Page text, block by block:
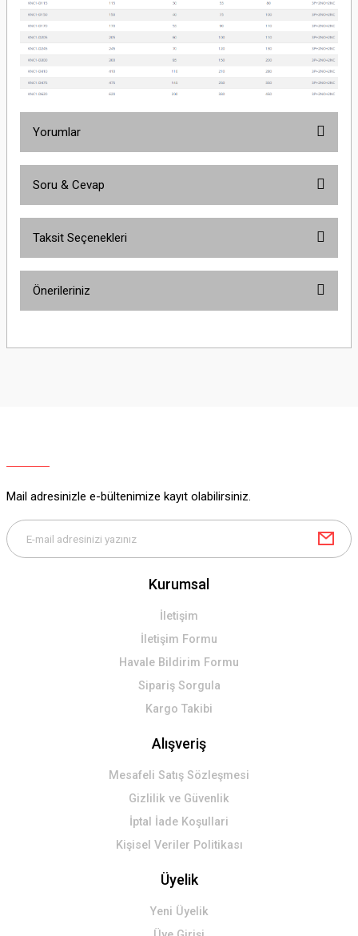
Yorumlar
Soru & Cevap
Taksit Seçenekleri
Önerileriniz
Bu ürüne benzer farklı alternatifler olmalı.
Gönder
Mail adresinizle e-bültenimize kayıt olabilirsiniz.
Kurumsal
İletişim
İletişim Formu
Havale Bildirim Formu
Sipariş Sorgula
Kargo Takibi
Alışveriş
Mesafeli Satış Sözleşmesi
Gizlilik ve Güvenlik
İptal İade Koşullari
Kişisel Veriler Politikası
Üyelik
Yeni Üyelik